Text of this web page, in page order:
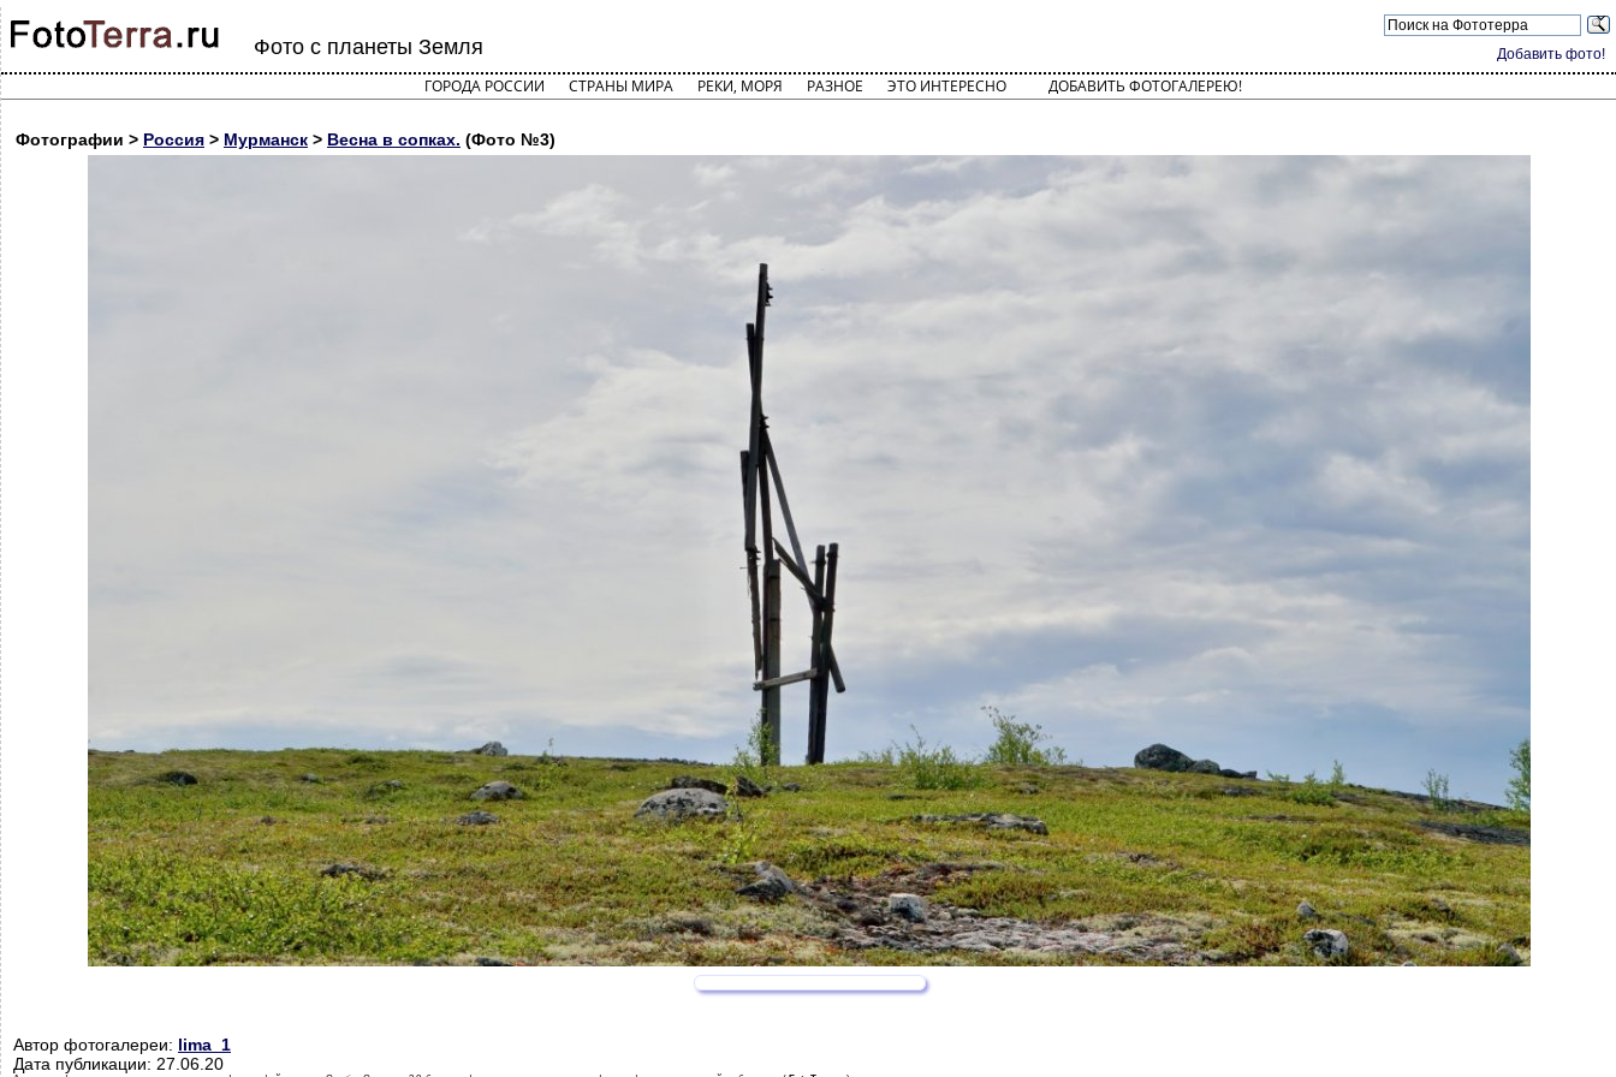
Добавить фото!
Фото с планеты Земля
ГОРОДА РОССИИ СТРАНЫ МИРА РЕКИ, МОРЯ РАЗНОЕ ЭТО ИНТЕРЕСНО ДОБАВИТЬ ФОТОГАЛЕРЕЮ!
Фотографии > Россия > Мурманск > Весна в сопках. (Фото №3)
Автор фотогалереи: lima_1
Дата публикации: 27.06.20